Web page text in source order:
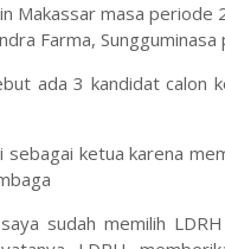
Makassar masa
Farma,
ada 3 kandidat calon
sebagai ketua karena
sudah memilih